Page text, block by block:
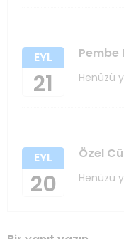
EYL
21
Pembe
Henüzü
EYL
20
Özel
Henüzü